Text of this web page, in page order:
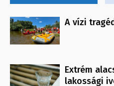
A vízi
Extrém
lakossági